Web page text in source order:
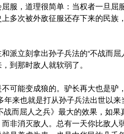
服，道理很简单：当权者一旦屈
多次被外敌征服还存下来的民族
派立刻拿出孙子兵法的“不战而
到那时敌人就软弱了。
可能变成狼的。驴长再大也是驴
年来也就是打从孙子兵法出世以
而屈人之兵》最大的效果，如
非消灭敌人。总有一天你比敌人